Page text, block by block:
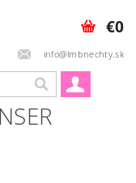
info@lmbnechty.sk
€0